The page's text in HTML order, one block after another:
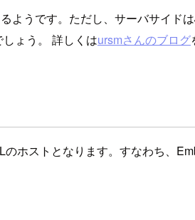
ようです。ただし、サーバサイド
ょう。 詳しくはursmさんのブログ
ホストとなります。すなわち、